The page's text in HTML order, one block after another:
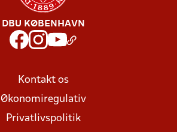
DBU KØBENHAVN
Kontakt os
Økonomiregulativ
Privatlivspolitik